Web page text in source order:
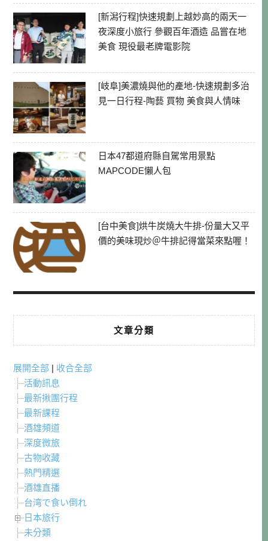
[新潟行程]快速規劃上越妙高的兩天一
夜深度小旅行 參觀百年酒造 品嘗在地
美食 現役最老牌電影院
[岐阜]美濃燒與他的產地-快速規劃多治
見一日行程-陶藝 買物 美食與人情味
日本47都道府縣自駕常用景點
MAPCODE懶人包
[台中美食]烘牛炭燒大牛排-份量大又平
價的美味現炒＠牛排記得當菜來點喔！
文章分類
展開全部 | 收合全部
活動訊息
最新揪團行程
最新課程
酒雄頻道
深度微旅
古物收藏
熱門精選
酒雄直播
台湾で食い倒れ
日本旅行
未分類